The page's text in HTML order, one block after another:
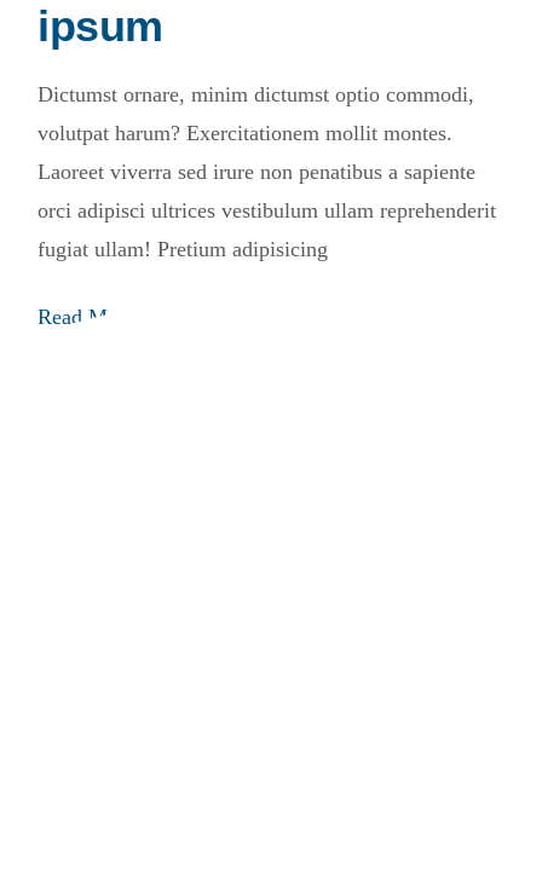
ipsum
Dictumst ornare, minim dictumst optio commodi,
volutpat harum? Exercitationem mollit montes.
Laoreet viverra sed irure non penatibus a sapiente
orci adipisci ultrices vestibulum ullam reprehenderit
fugiat ullam! Pretium adipisicing
Read More